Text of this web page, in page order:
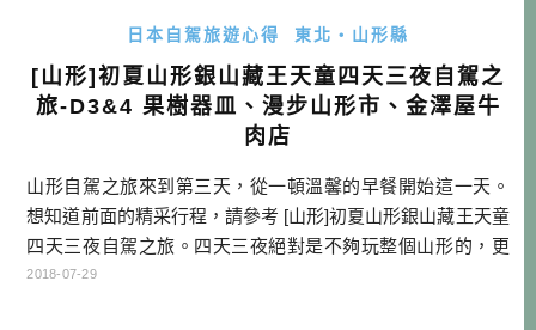
日本自駕旅遊心得 東北・山形縣
[山形]初夏山形銀山藏王天童四天三夜自駕之
旅-D3&4 果樹器皿、漫步山形市、金澤屋牛
肉店
山形自駕之旅來到第三天，從一頓溫馨的早餐開始這一天。
想知道前面的精采行程，請參考 [山形]初夏山形銀山藏王天童
四天三夜自駕之旅。四天三夜絕對是不夠玩整個山形的，更
不用說整個東北，不過人生總有許多不得已，挑選自己喜歡
2018-07-29